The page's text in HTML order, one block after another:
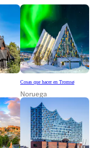
Cosas que hacer en Tromsø
Noruega